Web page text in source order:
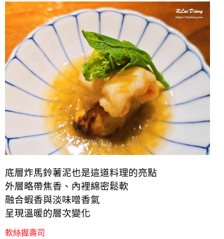
底層炸馬鈴薯泥也是這道料理的亮點
外層略帶焦香、內裡綿密鬆軟
融合蝦香與淡味噌香氣
呈現溫暖的層次變化
軟絲握壽司